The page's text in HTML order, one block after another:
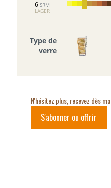
6 SRM
LAGER
Type de
verre
N'hésitez plus, recevez dès
S'abonner ou offrir